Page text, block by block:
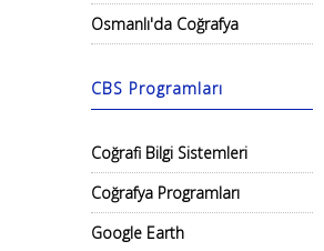
Osmanlı'da Coğrafya
CBS Programları
Coğrafi Bilgi Sistemleri
Coğrafya Programları
Google Earth